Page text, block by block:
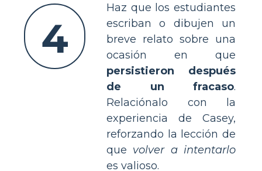
4
Haz que los estudiantes
escriban o dibujen un
breve relato sobre una
ocasión en que
persistieron después
de un fracaso.
Relaciónalo con la
experiencia de Casey,
reforzando la lección de
que volver a intentarlo
es valioso.